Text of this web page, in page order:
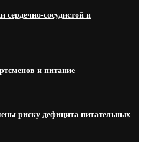
сердечно-сосудистой и
и питание
риску дефицита питательных